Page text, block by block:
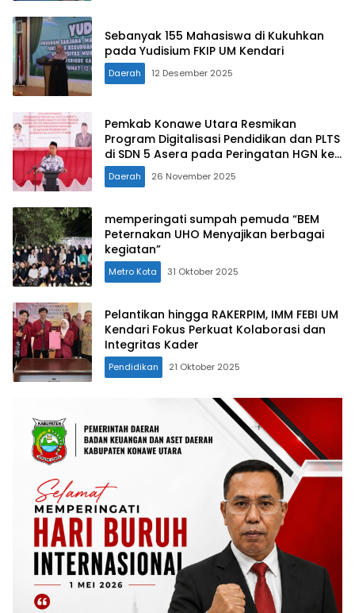
Sebanyak 155 Mahasiswa di Kukuhkan
pada Yudisium FKIP UM Kendari
Daerah 12 Desember 2025
Pemkab Konawe Utara Resmikan
Program Digitalisasi Pendidikan dan PLTS
di SDN 5 Asera pada Peringatan HGN ke-
80
Daerah 26 November 2025
memperingati sumpah pemuda “BEM
Peternakan UHO Menyajikan berbagai
kegiatan”
Metro Kota 31 Oktober 2025
Pelantikan hingga RAKERPIM, IMM FEBI UM
Kendari Fokus Perkuat Kolaborasi dan
Integritas Kader
Pendidikan 21 Oktober 2025